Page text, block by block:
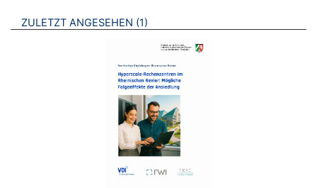
ZULETZT ANGESEHEN 1 BROSCHÜREN